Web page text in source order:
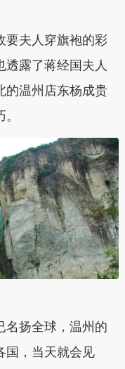
要夫人穿旗袍的彩
露了蒋经国夫人
的温州店东杨成贵
名扬全球，温州的
国，当天就会见